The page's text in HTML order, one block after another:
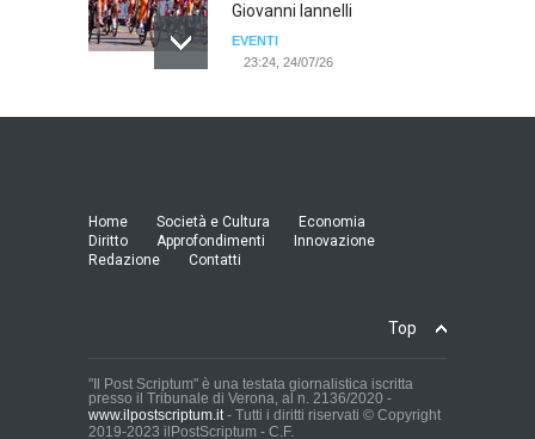
Giovanni Iannelli
EVENTI
23:24, 24/07/26
RIMINI, PRIMO CONVEGNO
EVENTI
19:44, 24/07/26
accordo raggiunto tra
Sofia - Cervello” e le
organizzazioni sindacali
della dirigenza sanitaria.
Home Società e Cultura
Economia
Diritto
Approfondimenti
Innovazione
Redazione
Contatti
Top
"Il Post Scriptum" è una testata giornalistica iscritta
presso il Tribunale di Verona, al n. 2136/2020 -
www.ilpostscriptum.it- Tutti i diritti riservati © Copyright
2019-2023 ilPostScriptum - C.F.